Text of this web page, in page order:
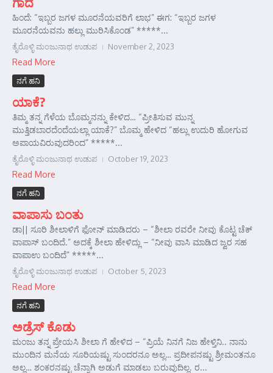
ಹಿಂದೆ: “ಇಬ್ಬರ ಜಗಳ ಮೂರನೆಯವರಿಗೆ ಲಾಭ” ಈಗ: “ಇಬ್ಬರ ಜಗಳ
ಮೂರನೆಯವನು ಹಲ್ಲು ಮುರಿಸಿಕೊಂಡ” *****...
ತೈರೊಳ್ಳಿ ಮಂಜುನಾಥ ಉಡುಪ November 2, 2023
Read More
ನಗೆ ಹನಿ
ಯಾಕೆ?
ತಿಮ್ಮ ತನ್ನ ಗೆಳೆಯ ಬೊಮ್ಮನನ್ನು ಕೇಳಿದ… “ಪ್ರೀತಿಸುವ ಮುನ್ನ
ಮುತ್ತಿಡಬಾರದೆಂದೆಯಲ್ಲಾ ಯಾಕೆ?” ಬೊಮ್ಮ ಹೇಳಿದ “ಹಲ್ಲು ಉದುರಿ ಹೋಗುವ
ಅಪಾಯವಿರುವುದರಿಂದ” *****...
ತೈರೊಳ್ಳಿ ಮಂಜುನಾಥ ಉಡುಪ October 19, 2023
Read More
ನಗೆ ಹನಿ
ವಾಪಾಸು ಬಂತು
ಡಾ|| ಸೂರಿ ಶೀಲಾಳಿಗೆ ಫೋನ್ ಮಾಡಿದರು – “ಶೀಲಾ ರವರೇ ನೀವು ಕೊಟ್ಟ ಚೆಕ್
ವಾಪಾಸ್ ಬಂದಿದೆ.” ಅದಕ್ಕೆ ಶೀಲಾ ಹೇಳಿದ್ಲು – “ನೀವು ವಾಸಿ ಮಾಡಿದ ಜ್ವರ ಸಹ
ವಾಪಾಉ ಬಂದಿದೆ” *****...
ತೈರೊಳ್ಳಿ ಮಂಜುನಾಥ ಉಡುಪ October 5, 2023
Read More
ನಗೆ ಹನಿ
ಅಡ್ರೆಸ್ ಕೊಡು
ಮಂಜು ತನ್ನ ಪ್ರೇಯಸಿ ಶೀಲಾ ಗೆ ಹೇಳಿದ – “ಪ್ರಿಯೆ ನಿನಗೆ ನಿಜ ಹೇಳ್ತಿನಿ.. ನಾನು
ಮುಂದಿನ ಮನೆಯ ಸೂರಿಯಷ್ಟು ಸುಂದರನೂ ಅಲ್ಲ… ಪ್ರದೀಪನಷ್ಟು ಶ್ರೀಮಂತನೂ
ಅಲ್ಲ… ಶಂಕರನಷ್ಟು ಚೆನ್ನಾಗಿ ಅಡುಗೆ ಮಾಡಲು ಬರುವುದಿಲ್ಲ. ರ...